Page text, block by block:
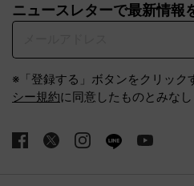
ニュースレターで最新情報
※「登録する」ボタンをクリック
シー規約に同意したものとみなし